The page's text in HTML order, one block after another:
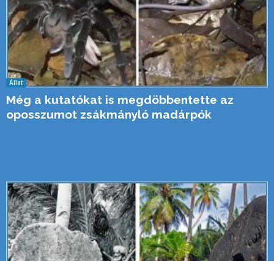
Állat
Még a kutatókat is megdöbbentette az
oposszumot zsákmányló madárpók